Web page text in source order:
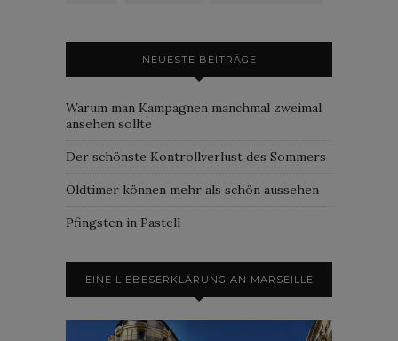
NEUESTE BEITRÄGE
Warum man Kampagnen manchmal zweimal
ansehen sollte
Der schönste Kontrollverlust des Sommers
Oldtimer können mehr als schön aussehen
Pfingsten in Pastell
EINE LIEBESERKLÄRUNG AN MARSEILLE